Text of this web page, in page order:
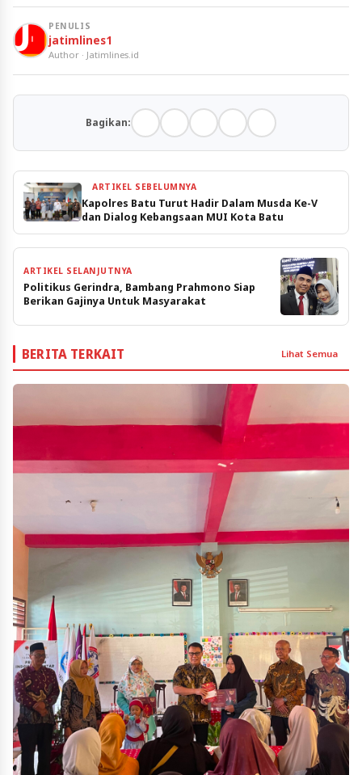
PENULIS
jatimlines1
Author · Jatimlines.id
Bagikan:
ARTIKEL SEBELUMNYA
Kapolres Batu Turut Hadir Dalam Musda Ke-V
dan Dialog Kebangsaan MUI Kota Batu
ARTIKEL SELANJUTNYA
Politikus Gerindra, Bambang Prahmono Siap
Berikan Gajinya Untuk Masyarakat
BERITA TERKAIT Lihat Semua